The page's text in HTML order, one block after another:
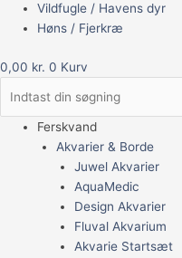
Vildfugle / Havens dyr
Høns / Fjerkræ
0,00 kr. 0 Kurv
Ferskvand
Akvarier & Borde
Juwel Akvarier
AquaMedic
Design Akvarier
Fluval Akvarium
Akvarie Startsæt